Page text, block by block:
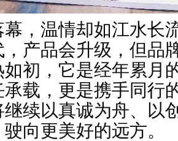
，温情却如江水长
产品会升级，但品
初，它是经年累月
载，更是携手同行
续以真诚为舟、以
向更美好的远方。